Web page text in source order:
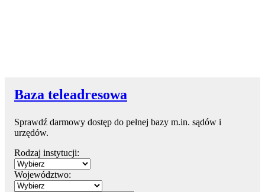
Baza teleadresowa
Sprawdź darmowy dostęp do pełnej bazy m.in. sądów i
urzędów.
Rodzaj instytucji:
Województwo: